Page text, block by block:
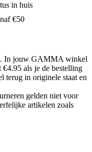
in huis
€50
In jouw GAMMA winkel
€4.95 als je de bestelling
terug in originele staat en
gelden niet voor
artikelen zoals